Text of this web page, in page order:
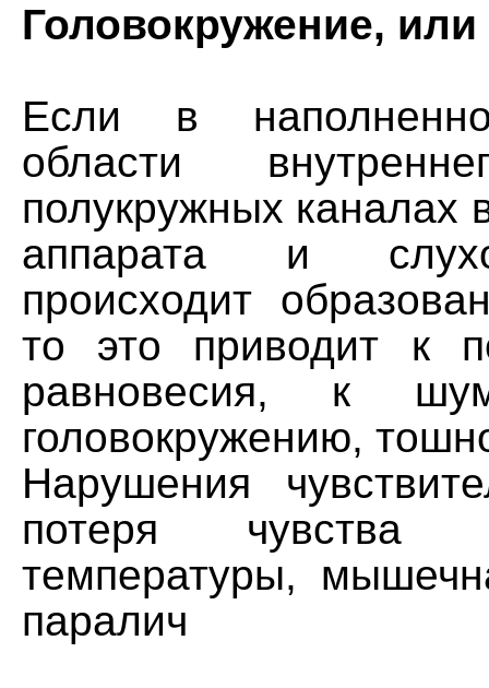
Головокружение, или
Если в
области
полукружных каналах
аппарата и
происходит
то это приводит к
равновесия, к
головокружению,
Нарушения
потеря чувства
температуры,
паралич